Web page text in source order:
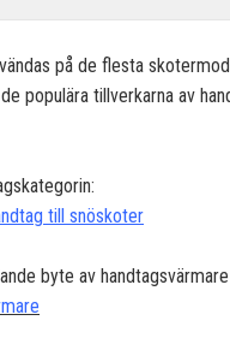
på de flesta
populära tillverkarna av
till snöskoter
byte av